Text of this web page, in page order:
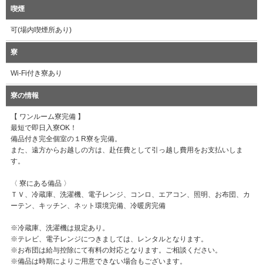
喫煙
可(場内喫煙所あり)
寮
Wi-Fi付き寮あり
寮の情報
【 ワンルーム寮完備 】
最短で即日入寮OK！
備品付き完全個室の１R寮を完備。
また、遠方からお越しの方は、赴任費として引っ越し費用をお支払いしま
す。
〈 寮にある備品 〉
ＴＶ、冷蔵庫、洗濯機、電子レンジ、コンロ、エアコン、照明、お布団、カ
ーテン、キッチン、ネット環境完備、冷暖房完備
※冷蔵庫、洗濯機は規定あり。
※テレビ、電子レンジにつきましては、レンタルとなります。
※お布団は給与控除にて有料の対応となります。ご相談ください。
※備品は時期によりご用意できない場合もございます。